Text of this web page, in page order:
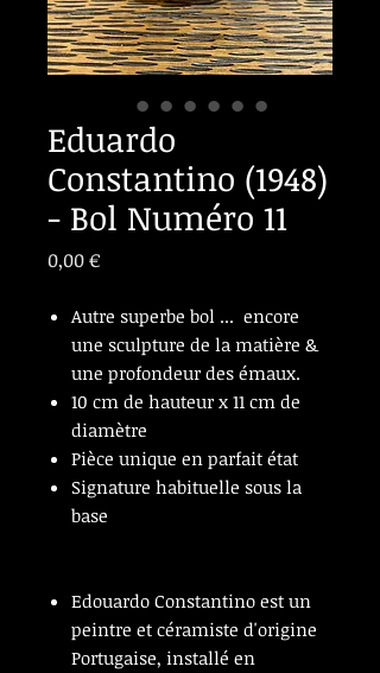
Eduardo
Constantino (1948)
- Bol Numéro 11
0,00 €Prix
Autre superbe bol ... encore
une sculpture de la matière &
une profondeur des émaux.
10 cm de hauteur x 11 cm de
diamètre
Pièce unique en parfait état
Signature habituelle sous la
base
Edouardo Constantino est un
peintre et céramiste d'origine
Portugaise, installé en